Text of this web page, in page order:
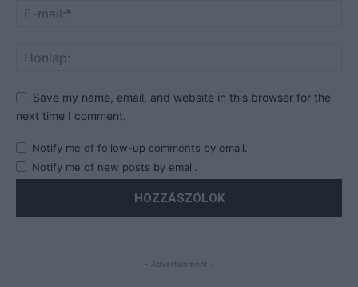
Save my name, email, and website in this browser for the
next time I comment.
Notify me of follow-up comments by email.
Notify me of new posts by email.
- Advertisement -